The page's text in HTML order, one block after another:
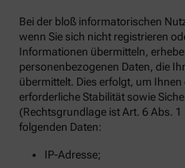
Bei der bloß informatorischen
wenn Sie sich nicht registrieren
Informationen übermitteln,
personenbezogenen Daten, die
übermittelt. Dies erfolgt, um
erforderliche Stabilität sowie
(Rechtsgrundlage ist Art. 6 Abs. 1
folgenden Daten:
IP-Adresse;